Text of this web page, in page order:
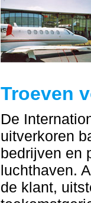
Troeven
De
uitverkoren
bedrijven en
luchthaven.
de klant,